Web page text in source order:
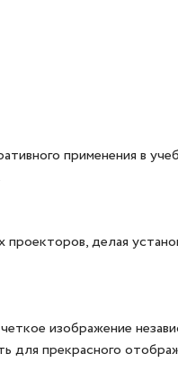
применения в
делая
изображение
для прекрасного